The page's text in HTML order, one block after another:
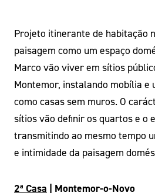
Projeto itinerante de habitação
paisagem como um espaço
Marco vão viver em sítios
Montemor, instalando mobília e
como casas sem muros. O
sítios vão definir os quartos e o
transmitindo ao mesmo tempo
e intimidade da paisagem
2ª Casa | Montemor-o-Novo